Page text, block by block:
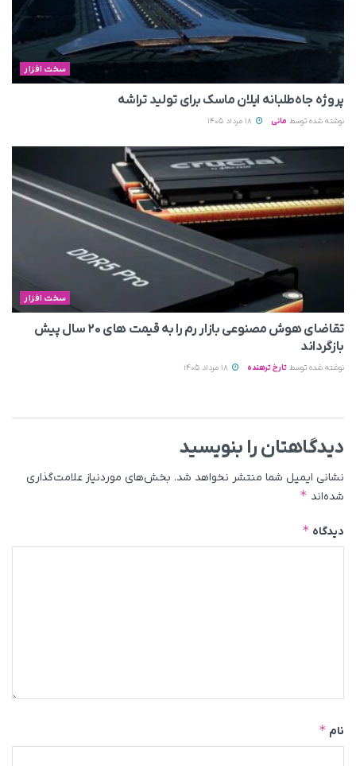
سخت افزار
پروژه جاه‌طلبانه ایلان ماسک برای تولید تراشه
نوشته شده توسط مانی
سخت افزار
تقاضای هوش مصنوعی بازار رم را به قیمت های ۲۰ سال پیش
بازگرداند
نوشته شده توسط تارخ ترهنده
دیدگاهتان را بنویسید
نشانی ایمیل شما منتشر نخواهد شد. بخش‌های موردنیاز علامت‌گذاری
شده‌اند *
دیدگاه *
نام *